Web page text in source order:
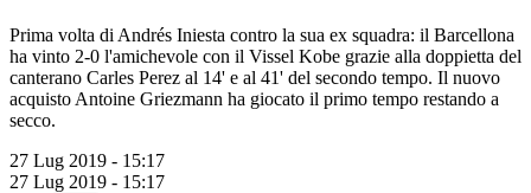
Prima volta di Andrés Iniesta contro la sua ex squadra: il Barcellona
ha vinto 2-0 l'amichevole con il Vissel Kobe grazie alla doppietta del
canterano Carles Perez al 14' e al 41' del secondo tempo. Il nuovo
acquisto Antoine Griezmann ha giocato il primo tempo restando a
secco.
27 Lug 2019 - 15:17
27 Lug 2019 - 15:17